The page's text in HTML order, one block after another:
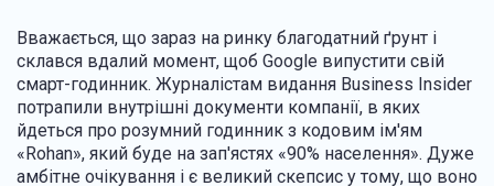
Вважається, що зараз на ринку благодатний ґрунт і
склався вдалий момент, щоб Google випустити свій
смарт-годинник. Журналістам видання Business Insider
потрапили внутрішні документи компанії, в яких
йдеться про розумний годинник з кодовим ім'ям
«Rohan», який буде на зап'ястях «90% населення». Дуже
амбітне очікування і є великий скепсис у тому, що воно